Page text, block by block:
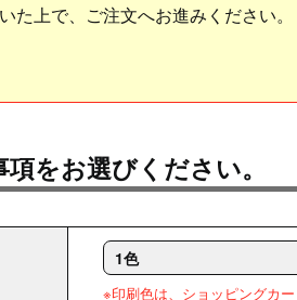
た上で、ご注文へお進みください。
をお選びください。
※印刷色は、ショッピングカ